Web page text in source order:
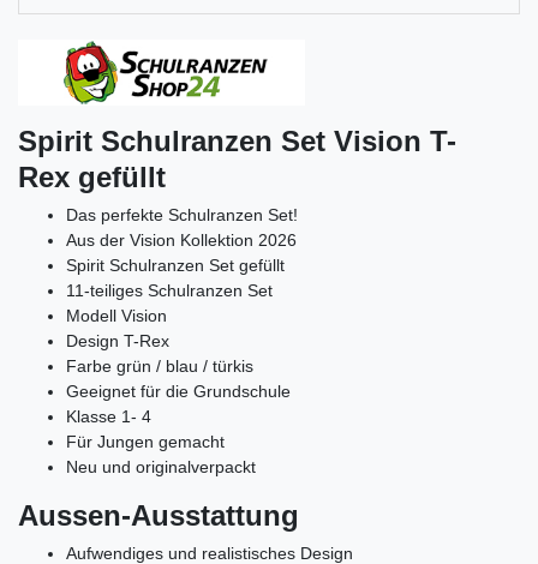
Spirit Schulranzen Set Vision T-
Rex gefüllt
Das perfekte Schulranzen Set!
Aus der Vision Kollektion 2026
Spirit Schulranzen Set gefüllt
11-teiliges Schulranzen Set
Modell Vision
Design T-Rex
Farbe grün / blau / türkis
Geeignet für die Grundschule
Klasse 1- 4
Für Jungen gemacht
Neu und originalverpackt
Aussen-Ausstattung
Aufwendiges und realistisches Design